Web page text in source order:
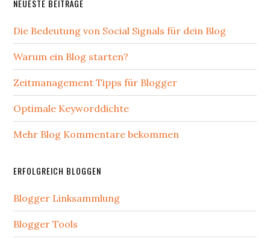
NEUESTE BEITRÄGE
Die Bedeutung von Social Signals für dein Blog
Warum ein Blog starten?
Zeitmanagement Tipps für Blogger
Optimale Keyworddichte
Mehr Blog Kommentare bekommen
ERFOLGREICH BLOGGEN
Blogger Linksammlung
Blogger Tools